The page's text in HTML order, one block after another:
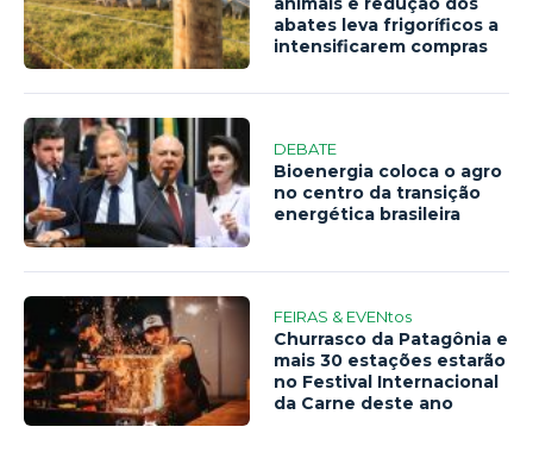
abates leva frigoríficos a
intensificarem compras
DEBATE
Bioenergia coloca o agro
no centro da transição
energética brasileira
FEIRAS & EVENtos
Churrasco da Patagônia e
mais 30 estações estarão
no Festival Internacional
da Carne deste ano